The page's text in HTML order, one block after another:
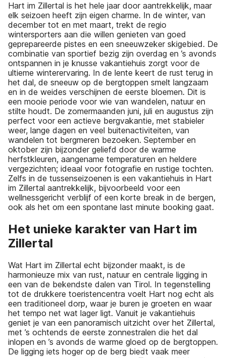
Hart im Zillertal is het hele jaar door aantrekkelijk, maar
elk seizoen heeft zijn eigen charme. In de winter, van
december tot en met maart, trekt de regio
wintersporters aan die willen genieten van goed
geprepareerde pistes en een sneeuwzeker skigebied. De
combinatie van sportief bezig zijn overdag en ’s avonds
ontspannen in je knusse vakantiehuis zorgt voor de
ultieme winterervaring. In de lente keert de rust terug in
het dal, de sneeuw op de bergtoppen smelt langzaam
en in de weides verschijnen de eerste bloemen. Dit is
een mooie periode voor wie van wandelen, natuur en
stilte houdt. De zomermaanden juni, juli en augustus zijn
perfect voor een actieve bergvakantie, met stabieler
weer, lange dagen en veel buitenactiviteiten, van
wandelen tot bergmeren bezoeken. September en
oktober zijn bijzonder geliefd door de warme
herfstkleuren, aangename temperaturen en heldere
vergezichten; ideaal voor fotografie en rustige tochten.
Zelfs in de tussenseizoenen is een vakantiehuis in Hart
im Zillertal aantrekkelijk, bijvoorbeeld voor een
wellnessgericht verblijf of een korte break in de bergen,
ook als het om een spontane last minute booking gaat.
Het unieke karakter van Hart im
Zillertal
Wat Hart im Zillertal echt bijzonder maakt, is de
harmonieuze mix van rust, natuur en centrale ligging in
een van de bekendste dalen van Tirol. In tegenstelling
tot de drukkere toeristencentra voelt Hart nog echt als
een traditioneel dorp, waar je buren je groeten en waar
het tempo net wat lager ligt. Vanuit je vakantiehuis
geniet je van een panoramisch uitzicht over het Zillertal,
met ’s ochtends de eerste zonnestralen die het dal
inlopen en ’s avonds de warme gloed op de bergtoppen.
De ligging iets hoger op de berg biedt vaak meer